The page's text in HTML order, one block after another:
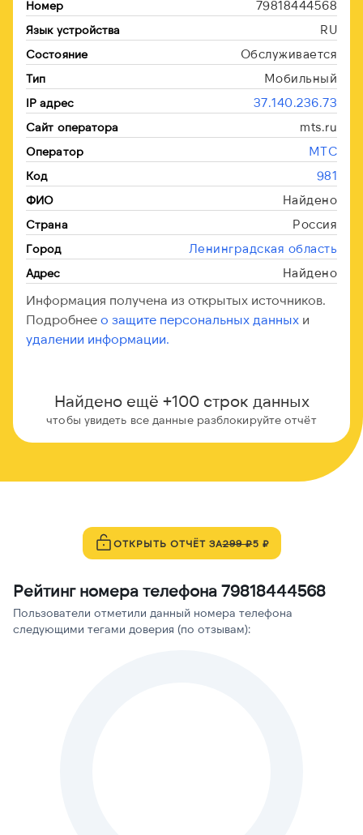
Номер 79818444568
Язык устройства RU
Состояние Обслуживается
Тип Мобильный
IP адрес 37.140.236.73
Сайт оператора mts.ru
Оператор МТС
Код 981
ФИО Найдено
Страна Россия
Город Ленинградская область
Адрес Найдено
Информация получена из открытых источников.
Подробнее о защите персональных данных и
удалении информации.
Найдено ещё +100 строк данных
чтобы увидеть все данные разблокируйте отчёт
ОТКРЫТЬ ОТЧЁТ ЗА299 ₽5 ₽
Рейтинг номера телефона 79818444568
Пользователи отметили данный номера телефона
следующими тегами доверия (по отзывам):